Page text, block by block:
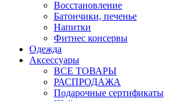
Восстановление
Батончики, печенье
Напитки
Фитнес консервы
Одежда
Аксессуары
ВСЕ ТОВАРЫ
РАСПРОДАЖА
Подарочные сертификаты